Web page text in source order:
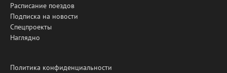
Расписание поездов
Подписка на новости
Спецпроекты
Наглядно
Политика конфиденциальности